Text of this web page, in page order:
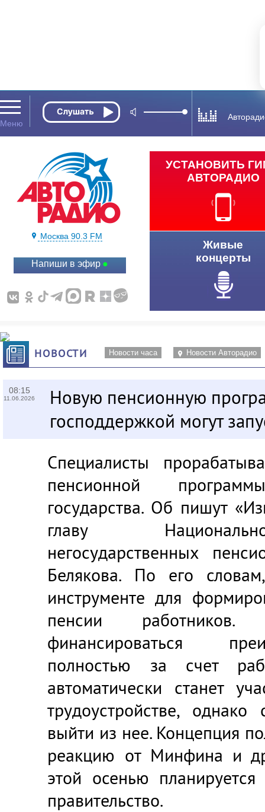
Москва 90.3 FM
Напиши в эфир
УСТАНОВИТЬ
АВТОРАДИО
Живые
концерты
НОВОСТИ Новости часа Новости Авторадио
08:15
11.06.2026
Новую пенсионную
господдержкой могут
Специалисты
пенсионной
государства. Об пишут
главу
негосударственных
Белякова. По его
инструменте для
пенсии
финансироваться
полностью за счет
автоматически станет
трудоустройстве, однако
выйти из нее. Концепция
реакцию от Минфина и
этой осенью
правительство.